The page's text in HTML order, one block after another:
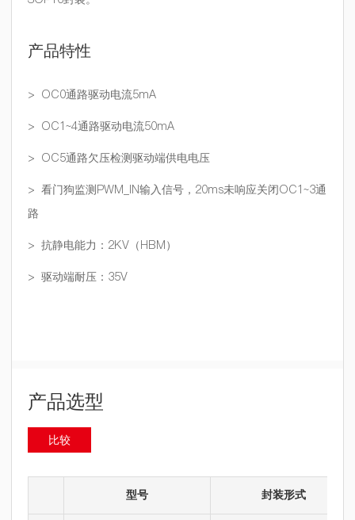
产品特性
> OC0通路驱动电流5mA
> OC1~4通路驱动电流50mA
> OC5通路欠压检测驱动端供电电压
> 看门狗监测PWM_IN输入信号，20ms未响应关闭OC1~3通
路
> 抗静电能力：2KV（HBM）
> 驱动端耐压：35V
产品选型
比较
型号 封装形式